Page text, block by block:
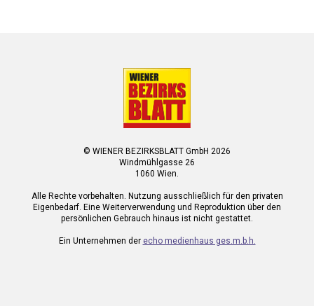
© WIENER BEZIRKSBLATT GmbH 2026
Windmühlgasse 26
1060 Wien.
Alle Rechte vorbehalten. Nutzung ausschließlich für den privaten
Eigenbedarf. Eine Weiterverwendung und Reproduktion über den
persönlichen Gebrauch hinaus ist nicht gestattet.
Ein Unternehmen der echo medienhaus ges.m.b.h.